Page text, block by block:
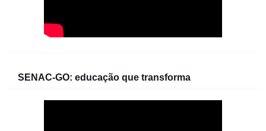
SENAC-GO: educação que transforma